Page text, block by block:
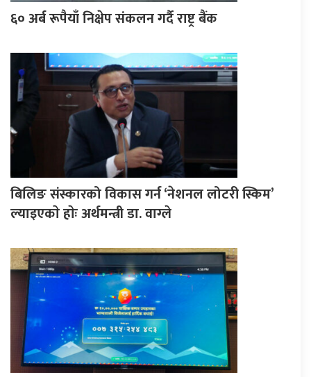
६० अर्ब रूपैयाँ निक्षेप संकलन गर्दै राष्ट्र बैंक
बिलिङ संस्कारको विकास गर्न ‘नेशनल लोटरी स्किम’
ल्याइएकाे हाेः अर्थमन्त्री डा. वाग्ले